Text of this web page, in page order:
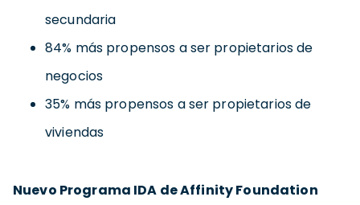
secundaria
84% más propensos a ser propietarios de
negocios
35% más propensos a ser propietarios de
viviendas
Nuevo Programa IDA de Affinity Foundation